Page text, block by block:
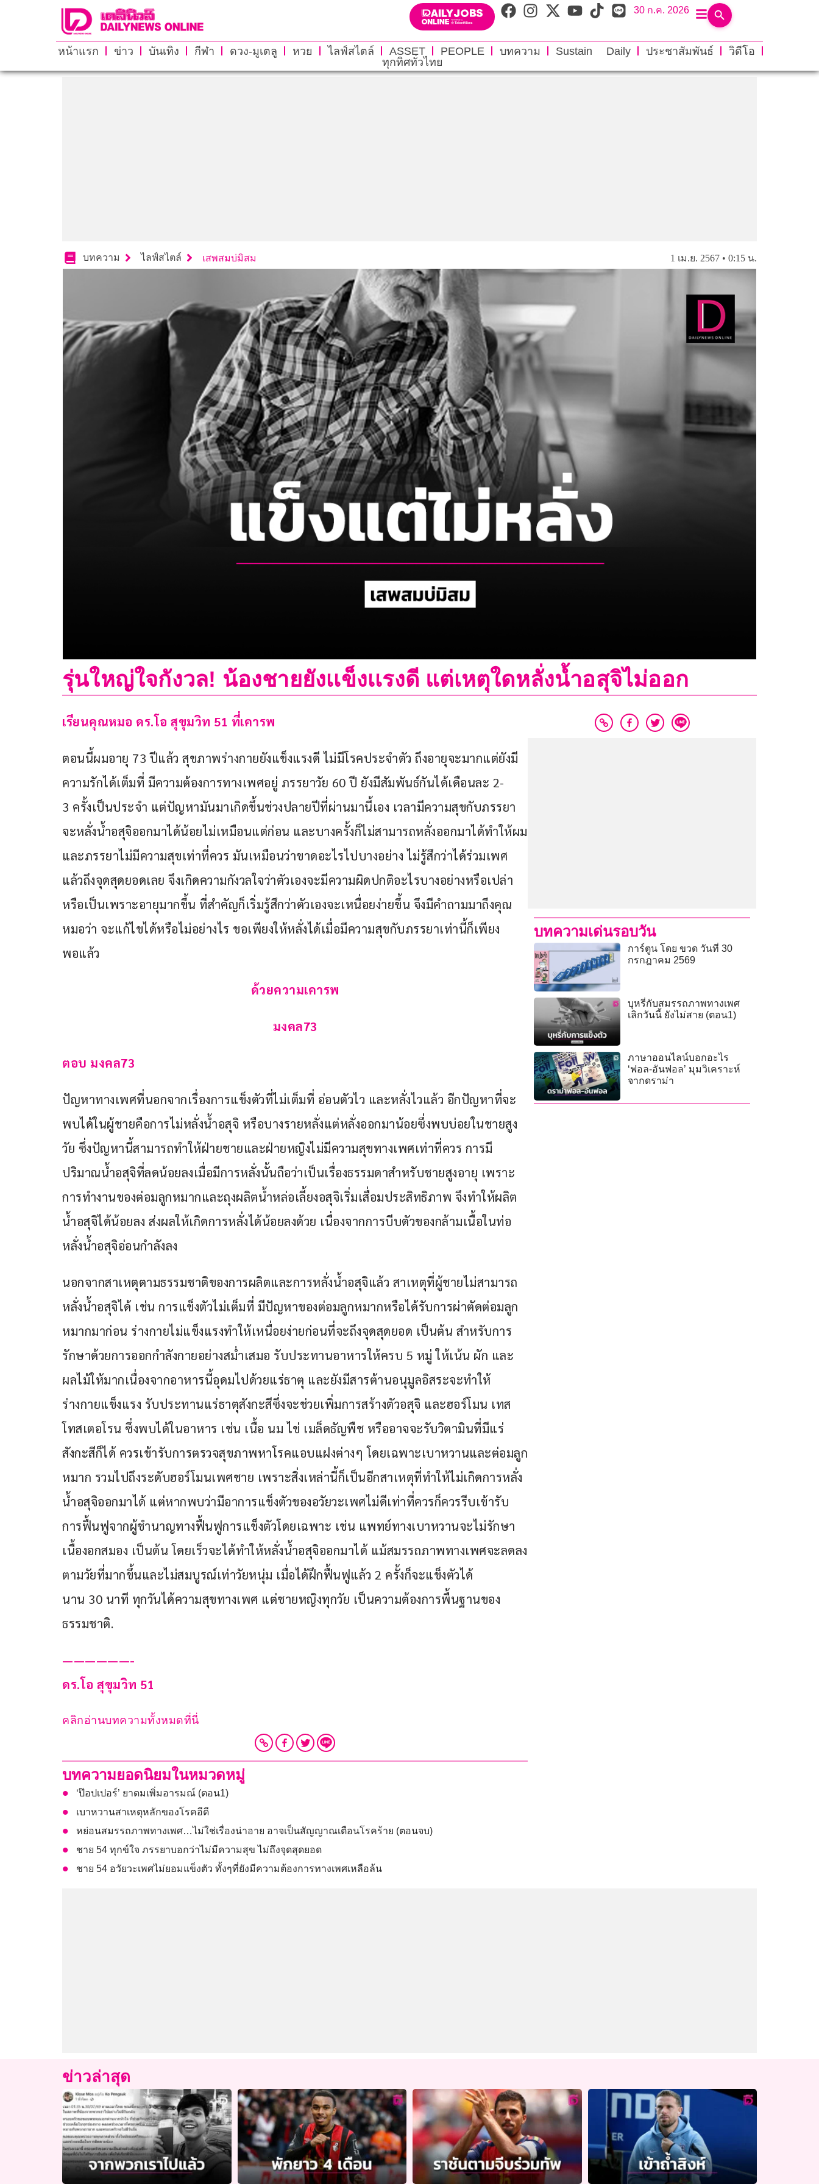
30 ก.ค. 2026
หน้าแรก ข่าว บันเทิง กีฬา ดวง-มูเตลู หวย ไลฟ์สไตล์ ASSET PEOPLE บทความ Sustain Daily ประชาสัมพันธ์
วิดีโอ
ทุกทิศทั่วไทย
บทความ ไลฟ์สไตล์ เสพสมบ่มิสม 1 เม.ย. 2567 • 0:15 น.
รุ่นใหญ่ใจกังวล! น้องชายยังเเข็งเเรงดี แต่เหตุใดหลั่งน้ำอสุจิไม่ออก
เรียนคุณหมอ ดร.โอ สุขุมวิท 51 ที่เคารพ
ตอนนี้ผมอายุ 73 ปีแล้ว สุขภาพร่างกายยังแข็งแรงดี ไม่มีโรคประจำตัว ถึงอายุจะมากแต่ยังมี
ความรักได้เต็มที่ มีความต้องการทางเพศอยู่ ภรรยาวัย 60 ปี ยังมีสัมพันธ์กันได้เดือนละ 2-
3 ครั้งเป็นประจำ แต่ปัญหามันมาเกิดขึ้นช่วงปลายปีที่ผ่านมานี้เอง เวลามีความสุขกับภรรยา
จะหลั่งน้ำอสุจิออกมาได้น้อยไม่เหมือนแต่ก่อน และบางครั้งก็ไม่สามารถหลั่งออกมาได้ทำให้ผม
และภรรยาไม่มีความสุขเท่าที่ควร มันเหมือนว่าขาดอะไรไปบางอย่าง ไม่รู้สึกว่าได้ร่วมเพศ
แล้วถึงจุดสุดยอดเลย จึงเกิดความกังวลใจว่าตัวเองจะมีความผิดปกติอะไรบางอย่างหรือเปล่า
หรือเป็นเพราะอายุมากขึ้น ที่สำคัญก็เริ่มรู้สึกว่าตัวเองจะเหนื่อยง่ายขึ้น จึงมีคำถามมาถึงคุณ
หมอว่า จะแก้ไขได้หรือไม่อย่างไร ขอเพียงให้หลั่งได้เมื่อมีความสุขกับภรรยาเท่านี้ก็เพียง
พอแล้ว
ด้วยความเคารพ
มงคล73
ตอบ มงคล73
ปัญหาทางเพศที่นอกจากเรื่องการแข็งตัวที่ไม่เต็มที่ อ่อนตัวไว และหลั่งไวแล้ว อีกปัญหาที่จะ
พบได้ในผู้ชายคือการไม่หลั่งน้ำอสุจิ หรือบางรายหลั่งแต่หลั่งออกมาน้อยซึ่งพบบ่อยในชายสูง
วัย ซึ่งปัญหานี้สามารถทำให้ฝ่ายชายและฝ่ายหญิงไม่มีความสุขทางเพศเท่าที่ควร การมี
ปริมาณน้ำอสุจิที่ลดน้อยลงเมื่อมีการหลั่งนั้นถือว่าเป็นเรื่องธรรมดาสำหรับชายสูงอายุ เพราะ
การทำงานของต่อมลูกหมากและถุงผลิตน้ำหล่อเลี้ยงอสุจิเริ่มเสื่อมประสิทธิภาพ จึงทำให้ผลิต
น้ำอสุจิได้น้อยลง ส่งผลให้เกิดการหลั่งได้น้อยลงด้วย เนื่องจากการบีบตัวของกล้ามเนื้อในท่อ
หลั่งน้ำอสุจิอ่อนกำลังลง
นอกจากสาเหตุตามธรรมชาติของการผลิตและการหลั่งน้ำอสุจิแล้ว สาเหตุที่ผู้ชายไม่สามารถ
หลั่งน้ำอสุจิได้ เช่น การแข็งตัวไม่เต็มที่ มีปัญหาของต่อมลูกหมากหรือได้รับการผ่าตัดต่อมลูก
หมากมาก่อน ร่างกายไม่แข็งแรงทำให้เหนื่อยง่ายก่อนที่จะถึงจุดสุดยอด เป็นต้น สำหรับการ
รักษาด้วยการออกกำลังกายอย่างสม่ำเสมอ รับประทานอาหารให้ครบ 5 หมู่ ให้เน้น ผัก และ
ผลไม้ให้มากเนื่องจากอาหารนี้อุดมไปด้วยแร่ธาตุ และยังมีสารต้านอนุมูลอิสระจะทำให้
ร่างกายแข็งแรง รับประทานแร่ธาตุสังกะสีซึ่งจะช่วยเพิ่มการสร้างตัวอสุจิ และฮอร์โมน เทส
โทสเตอโรน ซึ่งพบได้ในอาหาร เช่น เนื้อ นม ไข่ เมล็ดธัญพืช หรืออาจจะรับวิตามินที่มีแร่
สังกะสีก็ได้ ควรเข้ารับการตรวจสุขภาพหาโรคแอบแฝงต่างๆ โดยเฉพาะเบาหวานและต่อมลูก
หมาก รวมไปถึงระดับฮอร์โมนเพศชาย เพราะสิ่งเหล่านี้ก็เป็นอีกสาเหตุที่ทำให้ไม่เกิดการหลั่ง
น้ำอสุจิออกมาได้ แต่หากพบว่ามีอาการแข็งตัวของอวัยวะเพศไม่ดีเท่าที่ควรก็ควรรีบเข้ารับ
การฟื้นฟูจากผู้ชำนาญทางฟื้นฟูการแข็งตัวโดยเฉพาะ เช่น แพทย์ทางเบาหวานจะไม่รักษา
เนื้องอกสมอง เป็นต้น โดยเร็วจะได้ทำให้หลั่งน้ำอสุจิออกมาได้ แม้สมรรถภาพทางเพศจะลดลง
ตามวัยที่มากขึ้นและไม่สมบูรณ์เท่าวัยหนุ่ม เมื่อได้ฝึกฟื้นฟูแล้ว 2 ครั้งก็จะแข็งตัวได้
นาน 30 นาที ทุกวันได้ความสุขทางเพศ แต่ชายหญิงทุกวัย เป็นความต้องการพื้นฐานของ
ธรรมชาติ.
——————-
ดร.โอ สุขุมวิท 51
คลิกอ่านบทความทั้งหมดที่นี่
บทความยอดนิยมในหมวดหมู่
‘ป๊อปเปอร์’ ยาดมเพิ่มอารมณ์ (ตอน1)
เบาหวานสาเหตุหลักของโรคอีดี
หย่อนสมรรถภาพทางเพศ…ไม่ใช่เรื่องน่าอาย อาจเป็นสัญญาณเตือนโรคร้าย (ตอนจบ)
ชาย 54 ทุกข์ใจ ภรรยาบอกว่าไม่มีความสุข ไม่ถึงจุดสุดยอด
ชาย 54 อวัยวะเพศไม่ยอมแข็งตัว ทั้งๆที่ยังมีความต้องการทางเพศเหลือล้น
บทความเด่นรอบวัน
การ์ตูน โดย ขวด วันที่ 30
กรกฎาคม 2569
บุหรี่กับสมรรถภาพทางเพศ
เลิกวันนี้ ยังไม่สาย (ตอน1)
ภาษาออนไลน์บอกอะไร
‘ฟอล-อันฟอล’ มุมวิเคราะห์
จากดราม่า
ข่าวล่าสุด